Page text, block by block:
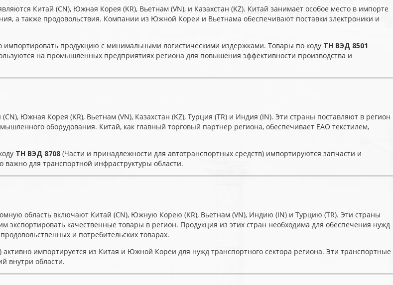
Китай (CN), Южная Корея (KR), Вьетнам (VN), и Казахстан (KZ). Китай занимает особое место в импорте
а также продовольствия. Компании из Южной Кореи и Вьетнама обеспечивают поставки электроники и
импортировать продукцию с минимальными логистическими издержками. Товары по коду ТН ВЭД 8501
на промышленных предприятиях региона для повышения эффективности производства и
Южная Корея (KR), Вьетнам (VN), Казахстан (KZ), Турция (TR) и Индия (IN). Эти страны поставляют в регион
оборудования. Китай, как главный торговый партнер региона, обеспечивает ЕАО текстилем,
ТН ВЭД 8708 (Части и принадлежности для автотранспортных средств) импортируются запчасти и
для транспортной инфраструктуры области.
область включают Китай (CN), Южную Корею (KR), Вьетнам (VN), Индию (IN) и Турцию (TR). Эти страны
качественные товары в регион. Продукция из этих стран необходима для обеспечения нужд
и потребительских товарах.
активно импортируется из Китая и Южной Кореи для нужд транспортного сектора региона. Эти транспортные
внутри области.